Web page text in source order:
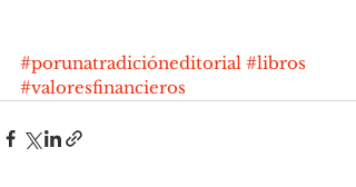
#porunatradicióneditorial #libros
#valoresfinancieros